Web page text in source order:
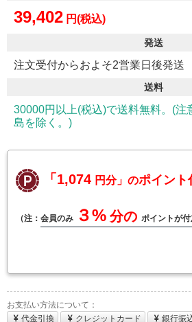
39,402 円(税込)
発送
注文受付からおよそ2営業日後発送
送料
30000円以上(税込)で送料無料。(注
島を除く。)
「1,074 円分」のポイント
（注： 会員のみ ３% 分の ポイントが
お支払い方法について：
代金引換
クレジットカード 銀行振